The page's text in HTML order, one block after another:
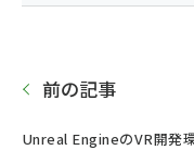
前の記事
Unreal EngineのVR開発